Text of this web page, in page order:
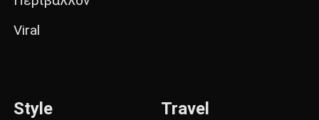
Viral
Style Travel